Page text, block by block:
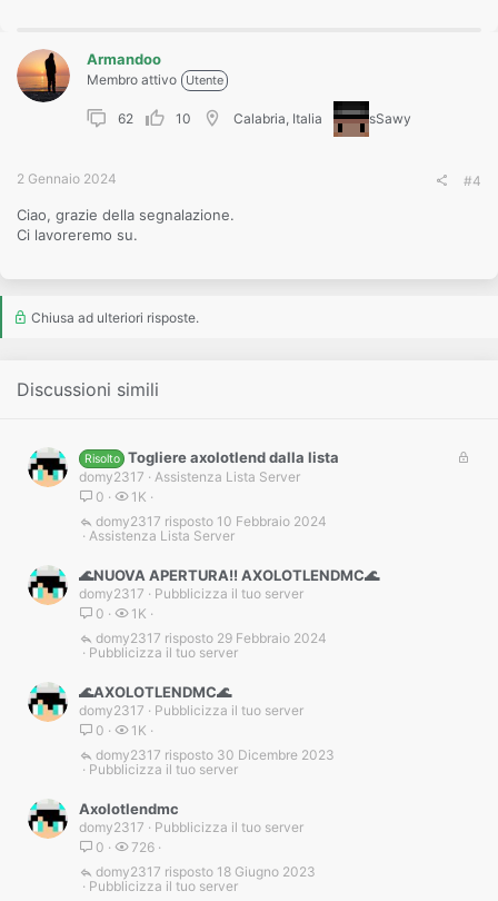
Armandoo
Membro attivo Utente
62 10 Calabria, Italia sSawy
2 Gennaio 2024 #4
Ciao, grazie della segnalazione.
Ci lavoreremo su.
Chiusa ad ulteriori risposte.
Discussioni simili
Risolto Togliere axolotlend dalla lista
domy2317
Assistenza Lista Server
0
1K
Assistenza Lista Server
10 Febbraio 2024
domy2317
🌊NUOVA APERTURA!! AXOLOTLENDMC🌊
domy2317
Pubblicizza il tuo server
0
1K
Pubblicizza il tuo server
29 Febbraio 2024
domy2317
🌊AXOLOTLENDMC🌊
domy2317
Pubblicizza il tuo server
0
1K
Pubblicizza il tuo server
30 Dicembre 2023
domy2317
Axolotlendmc
domy2317
Pubblicizza il tuo server
0
726
Pubblicizza il tuo server
18 Giugno 2023
domy2317